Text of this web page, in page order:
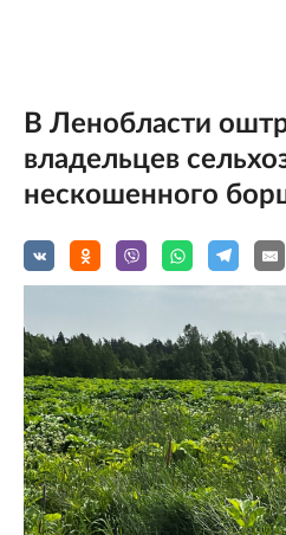
В Ленобласти
владельцев
нескошенного